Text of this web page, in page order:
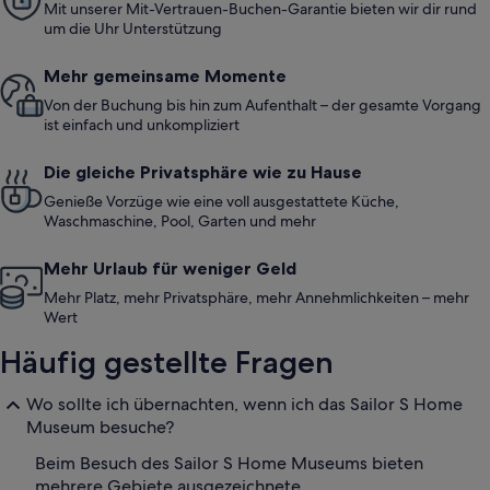
Mit unserer Mit-Vertrauen-Buchen-Garantie bieten wir dir rund
um die Uhr Unterstützung
Mehr gemeinsame Momente
Von der Buchung bis hin zum Aufenthalt – der gesamte Vorgang
ist einfach und unkompliziert
Die gleiche Privatsphäre wie zu Hause
Genieße Vorzüge wie eine voll ausgestattete Küche,
Waschmaschine, Pool, Garten und mehr
Mehr Urlaub für weniger Geld
Mehr Platz, mehr Privatsphäre, mehr Annehmlichkeiten – mehr
Wert
Häufig gestellte Fragen
Wo sollte ich übernachten, wenn ich das Sailor S Home
Museum besuche?
Beim Besuch des Sailor S Home Museums bieten